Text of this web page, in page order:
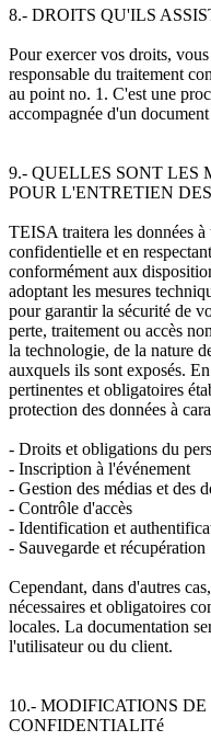
8.- DROITS QU'ILS
Pour exercer vos droits,
responsable du traitement
au point no. 1. C'est une
accompagnée d'un
9.- QUELLES SONT LES
POUR L'ENTRETIEN
TEISA traitera les données
confidentielle et en
conformément aux
adoptant les mesures
pour garantir la sécurité de
perte, traitement ou accès
la technologie, de la nature
auxquels ils sont exposés.
pertinentes et obligatoires
protection des données à
- Droits et obligations du
- Inscription à l'événement
- Gestion des médias et des
- Contrôle d'accès
- Identification et
- Sauvegarde et récupération
Cependant, dans d'autres
nécessaires et obligatoires
locales. La documentation
l'utilisateur ou du client.
10.- MODIFICATIONS
CONFIDENTIALITé